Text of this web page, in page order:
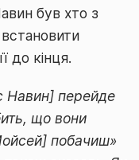
був хто з
встановити
до кінця.
Навин] перейде
що вони
побачиш»